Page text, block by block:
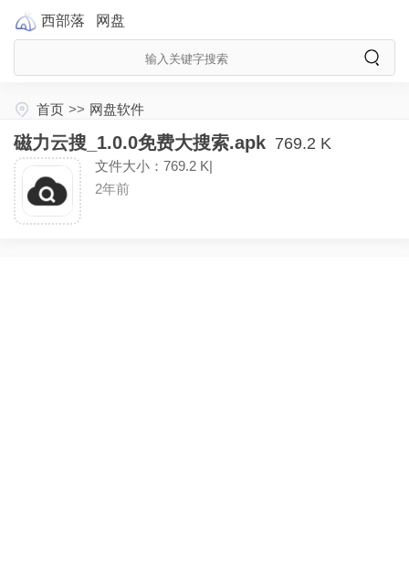
西部落 网盘
首页 >> 网盘软件
磁力云搜_1.0.0免费大搜索.apk 769.2 K
文件大小：769.2 K|
2年前